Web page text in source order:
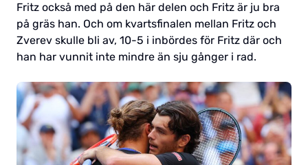
Fritz också med på den här delen och Fritz är ju bra
på gräs han. Och om kvartsfinalen mellan Fritz och
Zverev skulle bli av, 10-5 i inbördes för Fritz där och
han har vunnit inte mindre än sju gånger i rad.